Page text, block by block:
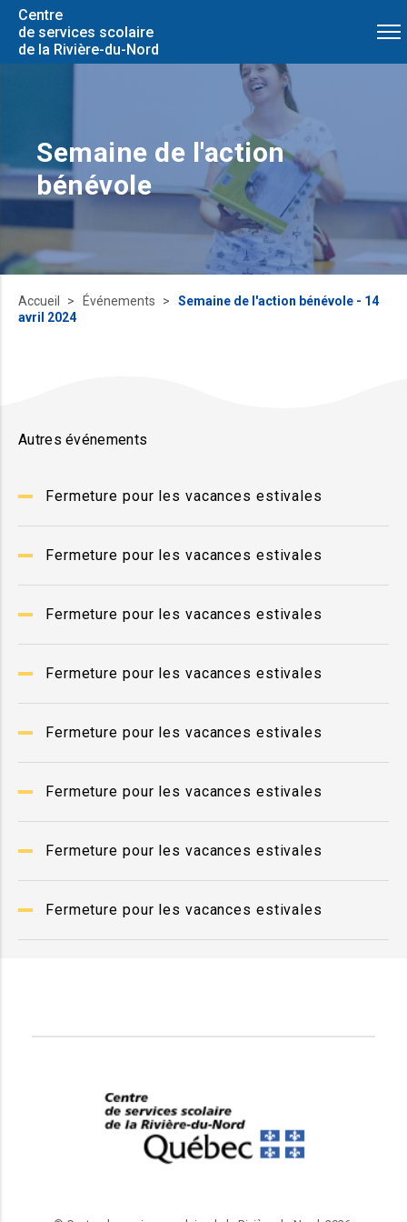
Centre
de services scolaire
de la Rivière-du-Nord
Semaine de l'action
bénévole
Autres événements
Fermeture pour les vacances estivales
Fermeture pour les vacances estivales
Fermeture pour les vacances estivales
Fermeture pour les vacances estivales
Fermeture pour les vacances estivales
Fermeture pour les vacances estivales
Fermeture pour les vacances estivales
Fermeture pour les vacances estivales
Accueil Événements
Semaine de l'action bénévole - 14
avril 2024